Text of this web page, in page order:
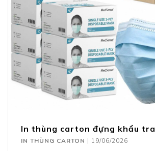
In thùng carton đựng khẩu
IN THÙNG CARTON | 19/06/2026